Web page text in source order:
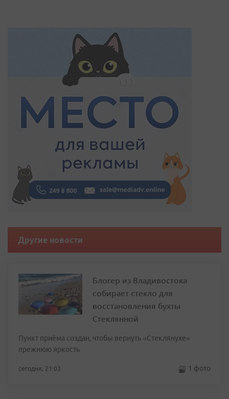
Другие новости
Блогер из Владивостока
собирает стекло для
восстановления бухты
Стеклянной
Пункт приёма создан, чтобы вернуть «Стеклянухе»
прежнюю яркость
сегодня, 21:03 1 фото